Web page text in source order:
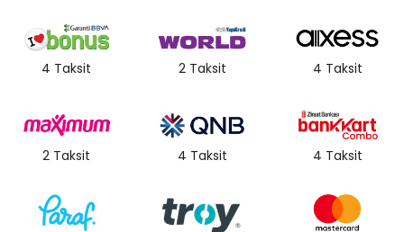
4 Taksit 2 Taksit 4 Taksit
2 Taksit 4 Taksit 4 Taksit